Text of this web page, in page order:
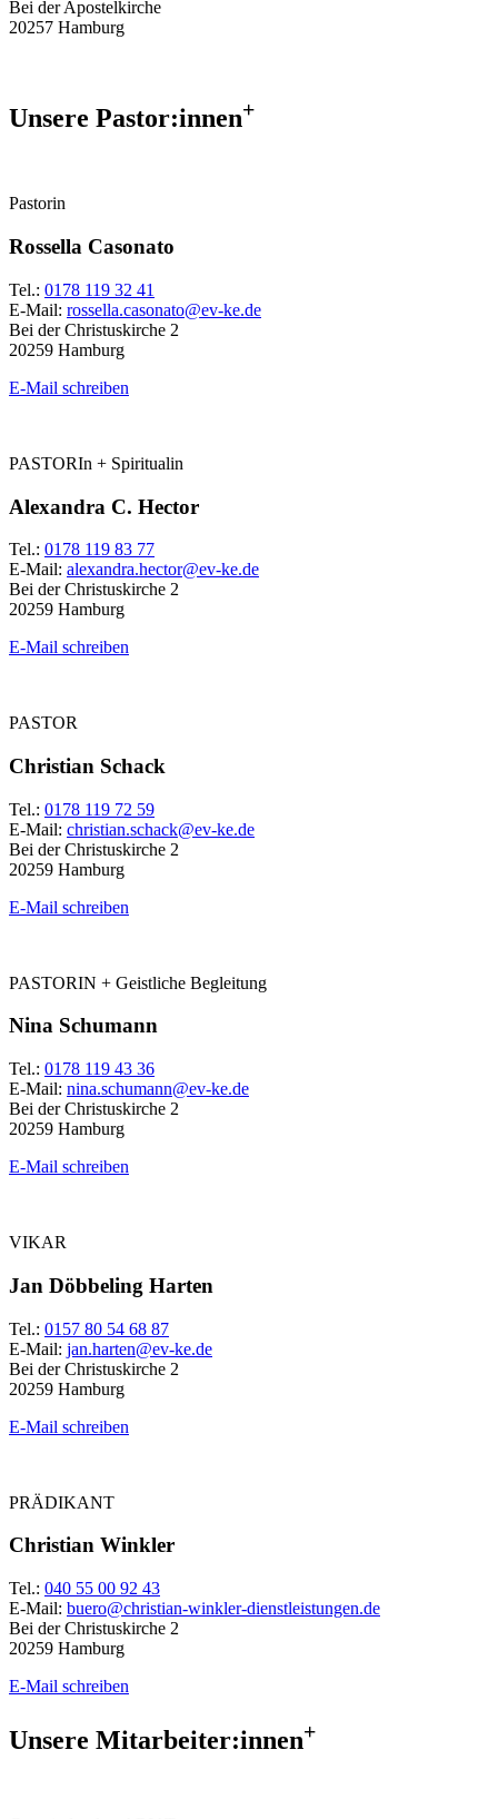
Bei der Apostelkirche
20257 Hamburg
Unsere Pastor:innen+
Pastorin
Rossella Casonato
Tel.: 0178 119 32 41
E-Mail: rossella.casonato@ev-ke.de
Bei der Christuskirche 2
20259 Hamburg
E-Mail schreiben
PASTORIn + Spiritualin
Alexandra C. Hector
Tel.: 0178 119 83 77
E-Mail: alexandra.hector@ev-ke.de
Bei der Christuskirche 2
20259 Hamburg
E-Mail schreiben
PASTOR
Christian Schack
Tel.: 0178 119 72 59
E-Mail: christian.schack@ev-ke.de
Bei der Christuskirche 2
20259 Hamburg
E-Mail schreiben
PASTORIN + Geistliche Begleitung
Nina Schumann
Tel.: 0178 119 43 36
E-Mail: nina.schumann@ev-ke.de
Bei der Christuskirche 2
20259 Hamburg
E-Mail schreiben
VIKAR
Jan Döbbeling Harten
Tel.: 0157 80 54 68 87
E-Mail: jan.harten@ev-ke.de
Bei der Christuskirche 2
20259 Hamburg
E-Mail schreiben
PRÄDIKANT
Christian Winkler
Tel.: 040 55 00 92 43
E-Mail: buero@christian-winkler-dienstleistungen.de
Bei der Christuskirche 2
20259 Hamburg
E-Mail schreiben
Unsere Mitarbeiter:innen+